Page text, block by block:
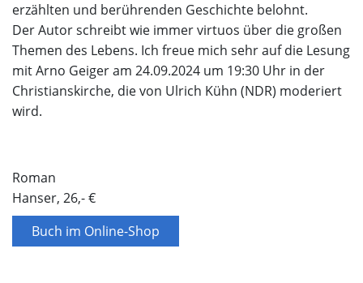
erzählten und berührenden Geschichte belohnt.
Der Autor schreibt wie immer virtuos über die großen
Themen des Lebens. Ich freue mich sehr auf die Lesung
mit Arno Geiger am 24.09.2024 um 19:30 Uhr in der
Christianskirche, die von Ulrich Kühn (NDR) moderiert
wird.
Roman
Hanser, 26,- €
Buch im Online-Shop